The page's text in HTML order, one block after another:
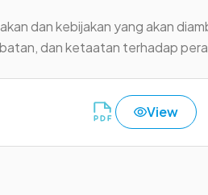
dan kebijakan yang akan
dan ketaatan terhadap
View